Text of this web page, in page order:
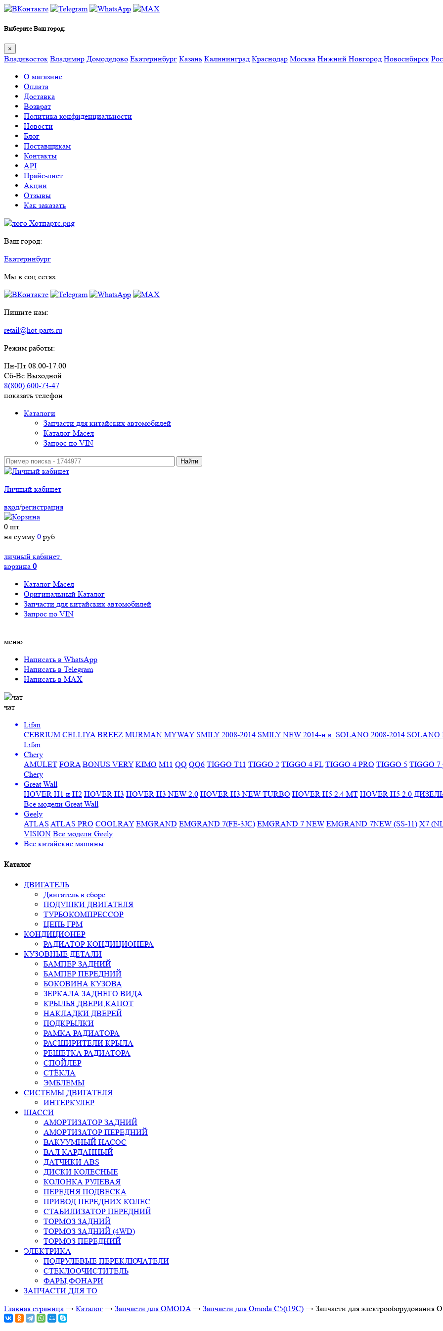
Выберите Ваш город:
×
Владивосток Владимир Домодедово Екатеринбург Казань Калининград Краснодар Москва Нижний Новгород Новосибирск
О магазине
Оплата
Доставка
Возврат
Политика конфиденциальности
Новости
Блог
Поставщикам
Контакты
API
Прайс-лист
Акции
Отзывы
Как заказать
Ваш город:
Екатеринбург
Мы в соц.сетях:
Пишите нам:
retail@hot-parts.ru
Режим работы:
Пн-Пт 08.00-17.00
Сб-Вс Выходной
8(800) 600-73-47
показать телефон
Каталоги
Запчасти для китайских автомобилей
Каталог Масел
Запрос по VIN
Личный кабинет
вход/регистрация
0 шт.
на сумму 0 руб.
личный кабинет
корзина 0
Каталог Масел
Оригинальный Каталог
Запчасти для китайских автомобилей
Запрос по VIN
меню
Написать в WhatsApp
Написать в Telegram
Написать в MAX
чат
Lifan
CEBRIUM CELLIYA BREEZ MURMAN MYWAY SMILY 2008-2014 SMILY NEW 2014-н.в. SOLANO 2008-2014 SOLANO
Lifan
Chery
AMULET FORA BONUS VERY KIMO M11 QQ QQ6 TIGGO T11 TIGGO 2 TIGGO 4 FL TIGGO 4 PRO TIGGO 5 TIGGO 7
Chery
Great Wall
HOVER H1 и H2 HOVER H3 HOVER H3 NEW 2.0 HOVER H3 NEW TURBO HOVER H5 2.4 МТ HOVER H5 2.0
Все модели Great Wall
Geely
ATLAS ATLAS PRO COOLRAY EMGRAND EMGRAND 7(FE-3JC) EMGRAND 7 NEW EMGRAND 7NEW (SS-11) X7
VISION Все модели Geely
Все китайские машины
Каталог
ДВИГАТЕЛЬ
Двигатель в сборе
ПОДУШКИ ДВИГАТЕЛЯ
ТУРБОКОМПРЕССОР
ЦЕПЬ ГРМ
КОНДИЦИОНЕР
РАДИАТОР КОНДИЦИОНЕРА
КУЗОВНЫЕ ДЕТАЛИ
БАМПЕР ЗАДНИЙ
БАМПЕР ПЕРЕДНИЙ
БОКОВИНА КУЗОВА
ЗЕРКАЛА ЗАДНЕГО ВИДА
КРЫЛЬЯ,ДВЕРИ,КАПОТ
НАКЛАДКИ ДВЕРЕЙ
ПОДКРЫЛКИ
РАМКА РАДИАТОРА
РАСШИРИТЕЛИ КРЫЛА
РЕШЕТКА РАДИАТОРА
СПОЙЛЕР
СТЁКЛА
ЭМБЛЕМЫ
СИСТЕМЫ ДВИГАТЕЛЯ
ИНТЕРКУЛЕР
ШАССИ
АМОРТИЗАТОР ЗАДНИЙ
АМОРТИЗАТОР ПЕРЕДНИЙ
ВАКУУМНЫЙ НАСОС
ВАЛ КАРДАННЫЙ
ДАТЧИКИ ABS
ДИСКИ КОЛЕСНЫЕ
КОЛОНКА РУЛЕВАЯ
ПЕРЕДНЯ ПОДВЕСКА
ПРИВОД ПЕРЕДНИХ КОЛЕС
СТАБИЛИЗАТОР ПЕРЕДНИЙ
ТОРМОЗ ЗАДНИЙ
ТОРМОЗ ЗАДНИЙ (4WD)
ТОРМОЗ ПЕРЕДНИЙ
ЭЛЕКТРИКА
ПОДРУЛЕВЫЕ ПЕРЕКЛЮЧАТЕЛИ
СТЕКЛООЧИСТИТЕЛЬ
ФАРЫ,ФОНАРИ
ЗАПЧАСТИ ДЛЯ ТО
Главная страница → Каталог → Запчасти для OMODA→ Запчасти для Omoda C5(t19C) → Запчасти для электрооборудования